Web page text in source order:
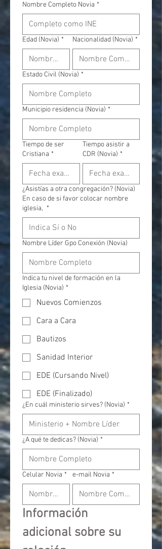
Nombre Completo Novia *
Edad (Novia) * Nacionalidad (Novia) *
Estado Civil (Novia) *
Municipio residencia (Novia) *
Tiempo de ser
Cristiana *
Tiempo asistir a
CDR (Novia) *
¿Asistías a otra congregación? (Novia)
En caso de si favor colocar nombre
iglesia, *
Nombre Líder Gpo Conexión (Novia)
Indica tu nivel de formación en la
Iglesia (Novia) *
Nuevos Comienzos
Cara a Cara
Bautizos
Sanidad Interior
EDE (Cursando Nivel)
EDE (Finalizado)
¿En cuál ministerio sirves? (Novia) *
¿A qué te dedicas? (Novia) *
Celular Novia * e-mail Novia *
Información
adicional sobre su